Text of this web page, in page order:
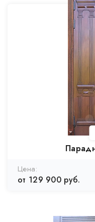
от 129 900 руб.